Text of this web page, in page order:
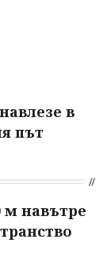
в
път
м навътре